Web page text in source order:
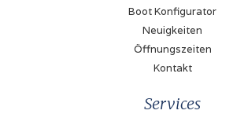
Boot Konfigurator
Neuigkeiten
Öffnungszeiten
Kontakt
Services